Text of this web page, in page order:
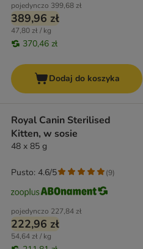
pojedynczo 399,68 zł
389,96 zł
47,80 zł / kg
370,46 zł
Dodaj do koszyka
Royal Canin Sterilised
Kitten, w sosie
48 x 85 g
pojedynczo 227,84 zł
222,96 zł
54,64 zł / kg
Pusto: 4.6/5 (9)